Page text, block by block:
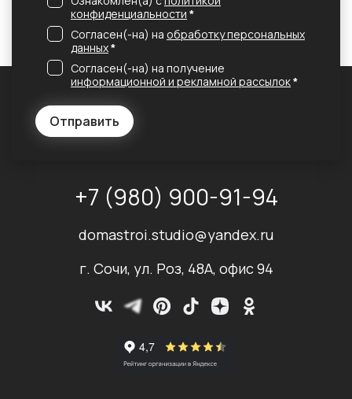
Отправить
конфиденциальности *
Согласен(-на) на обработку персональных
данных*
Согласен(-на) на получение
информационной и рекламной рассылок*
+7 (980) 900-91-94
domastroi.studio@yandex.ru
г. Сочи, ул. Роз, 48А, офис 94